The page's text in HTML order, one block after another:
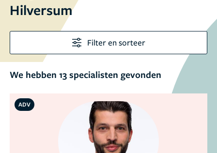
Hilversum
Filter en sorteer
We hebben 13 specialisten gevonden
ADV